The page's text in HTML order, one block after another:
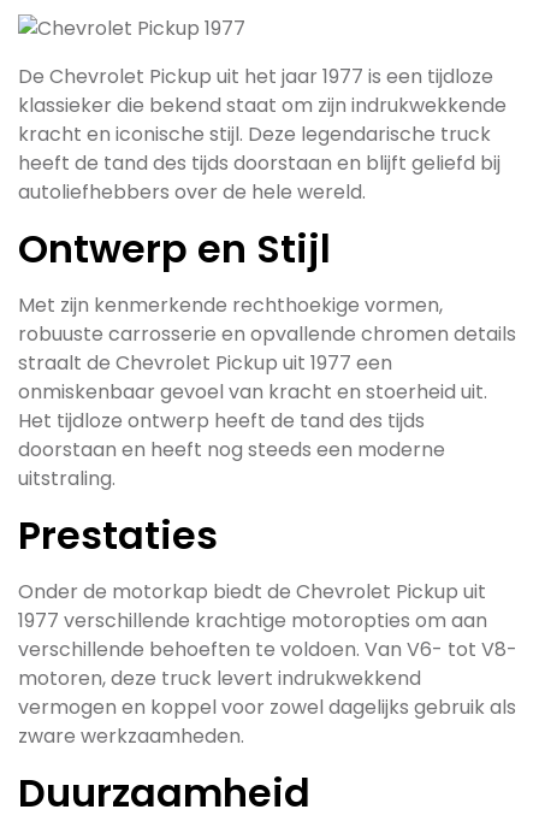
De Chevrolet Pickup uit het jaar 1977 is een tijdloze
klassieker die bekend staat om zijn indrukwekkende
kracht en iconische stijl. Deze legendarische truck
heeft de tand des tijds doorstaan en blijft geliefd bij
autoliefhebbers over de hele wereld.
Ontwerp en Stijl
Met zijn kenmerkende rechthoekige vormen,
robuuste carrosserie en opvallende chromen details
straalt de Chevrolet Pickup uit 1977 een
onmiskenbaar gevoel van kracht en stoerheid uit.
Het tijdloze ontwerp heeft de tand des tijds
doorstaan en heeft nog steeds een moderne
uitstraling.
Prestaties
Onder de motorkap biedt de Chevrolet Pickup uit
1977 verschillende krachtige motoropties om aan
verschillende behoeften te voldoen. Van V6- tot V8-
motoren, deze truck levert indrukwekkend
vermogen en koppel voor zowel dagelijks gebruik als
zware werkzaamheden.
Duurzaamheid